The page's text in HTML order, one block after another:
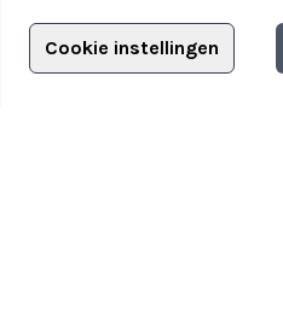
Filter jouw
Adverteren?
Adverteerdersopties
Cookie instellingen